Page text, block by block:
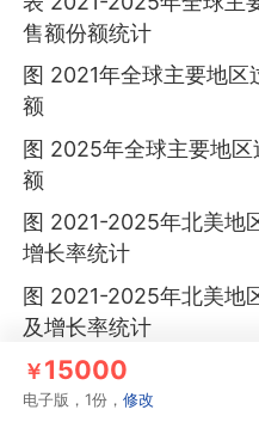
售额份额统计
图 2021年全球主要地
额
图 2025年全球主要地
额
图 2021-2025年北美地
增长率统计
图 2021-2025年北美地
及增长率统计
图 2021-2025年北美地
所占销售额份额变化
￥15000
电子版，1份，修改